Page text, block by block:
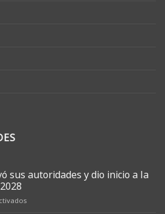
sus autoridades y dio inicio a la
en